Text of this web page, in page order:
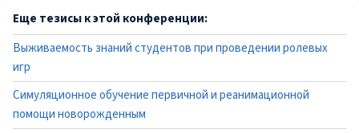
Еще тезисы к этой конференции:
Выживаемость знаний студентов при проведении ролевых
игр
Симуляционное обучение первичной и реанимационной
помощи новорожденным